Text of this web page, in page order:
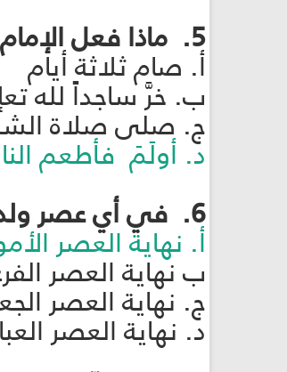
5. ماذا فعل الإمام الصادق عليه السلام عند ولادة الإمام الكاظم عليه السلام؟
أ. صام ثلاثة أيام
ب. خرَّ ساجداً لله
ج. صلى صلاة
د. أولَمَ فأطعم
6. في أي عصر ولد الإمام الكاظم عليه السلام؟
أ. نهاية العصر
ب نهاية العصر
ج. نهاية العصر
د. نهاية العصر